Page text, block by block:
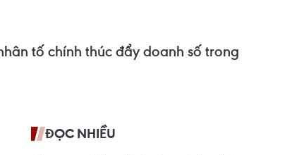
tố chính thúc đẩy doanh số trong
ĐỌC NHIỀU